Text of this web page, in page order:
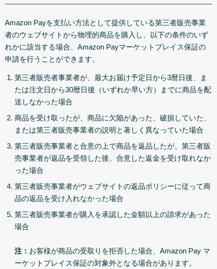
Amazon Payを支払い方法として提供している第三者販売事業
者のウェブサイトから物理的商品を購入し、以下の条件のいず
れかに該当する場合、Amazon Payマーケットプレイス保証の
申請を行うことができます。
第三者販売者事業者が、最大お届け予定日から3暦日後、ま
たは注文日から30暦日後（いずれか早い方）までに商品を配
送しなかった場合
商品を受け取ったが、商品に欠陥があった、破損していた、
または第三者販売事業者の説明と著しく異なっていた場合
第三者販売事業者と合意の上で商品を返品したが、第三者販
売事業者が返品を受領した後、合意した返金を受け取れなか
った場合
第三者販売事業者がウェブサイトの返品ポリシーに従って商
品の返品を受け入れなかった場合
第三者販売事業者が購入を承認した金額以上の請求があった
場合
注： お客様が商品の受取りを拒否した場合、Amazon Pay マ
ーケットプレイス保証の対象外となる場合があります。